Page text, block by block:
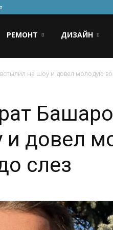
РЕМОНТ ДИЗАЙН
на шоу и довел молодую
и довел
слез